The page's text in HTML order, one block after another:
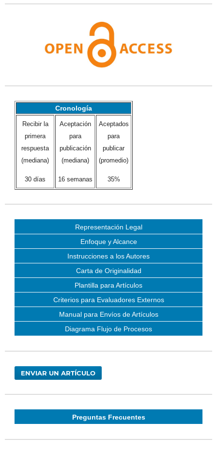
Cronología
Recibir la
primera
respuesta
(mediana)
30 días
Aceptación
para
publicación
(mediana)
16 semanas
Aceptados
para
publicar
(promedio)
35%
Representación Legal
Enfoque y Alcance
Instrucciones a los Autores
Carta de Originalidad
Plantilla para Artículos
Criterios para Evaluadores Externos
Manual para Envíos de Artículos
Diagrama Flujo de Procesos
ENVIAR UN ARTÍCULO
Preguntas Frecuentes